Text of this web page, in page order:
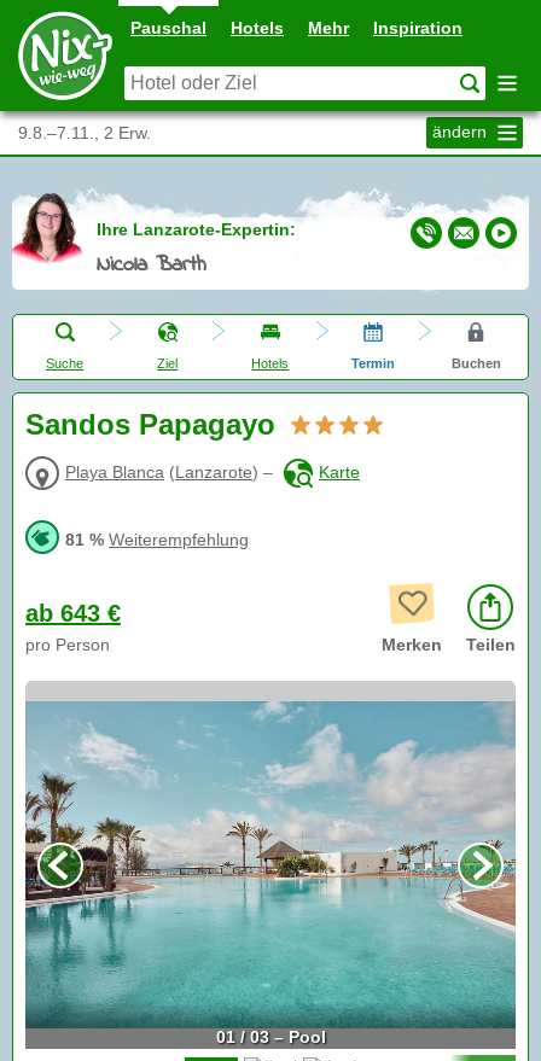
Pauschal Hotels Mehr Inspiration
9.8.–7.11., 2 Erw. ändern
Ihre Lanzarote-Expertin:
Nicola Barth
Suche Ziel Hotels Termin Buchen
Sandos Papagayo
Playa Blanca (Lanzarote) – Karte
81 % Weiterempfehlung
ab 643 €
pro Person Merken Teilen
01 / 03 – Pool